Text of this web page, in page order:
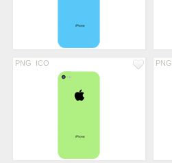
PNG ICO PNG